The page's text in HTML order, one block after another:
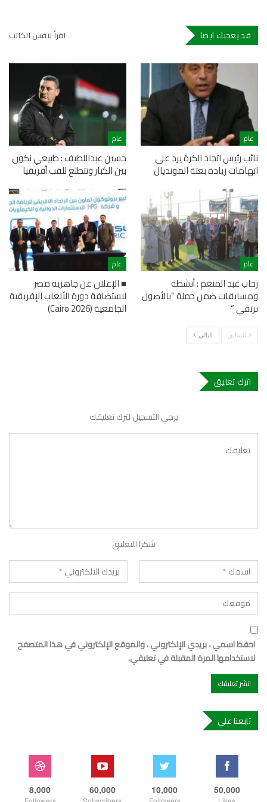
قد يعجبك ايضا اقرأ لنفس الكاتب
عام
نائب رئيس اتحاد الكرة يرد على
اتهامات زيادة بعثة المونديال
عام
حسين عبداللطيف : طبيعي نكون
بين الكبار ونتطلع للقب أفريقيا
عام
رحاب عبد المنعم : أنشطة
ومسابقات ضمن حملة “بالأصول
نرتقي “
عام
■ الإعلان عن جاهزية مصر
لاستضافة دورة الألعاب الإفريقية
الجامعية (Cairo 2026)
السابق التالي
اترك تعليق
يرجي التسجيل لترك تعليقك
شكرا للتعليق
احفظ اسمي ، بريدي الإلكتروني ، والموقع الإلكتروني في هذا المتصفح
لاستخدامها المرة المقبلة في تعليقي.
تابعنا علي
50,000
10,000
60,000
8,000